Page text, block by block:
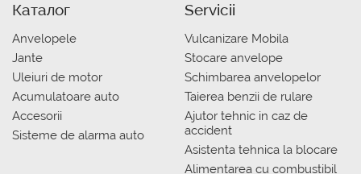
Каталог
Anvelopele
Jante
Uleiuri de motor
Acumulatoare auto
Accesorii
Sisteme de alarma auto
Servicii
Vulcanizare Mobila
Stocare anvelope
Schimbarea anvelopelor
Taierea benzii de rulare
Ajutor tehnic in caz de
accident
Asistenta tehnica la blocare
Alimentarea cu combustibil